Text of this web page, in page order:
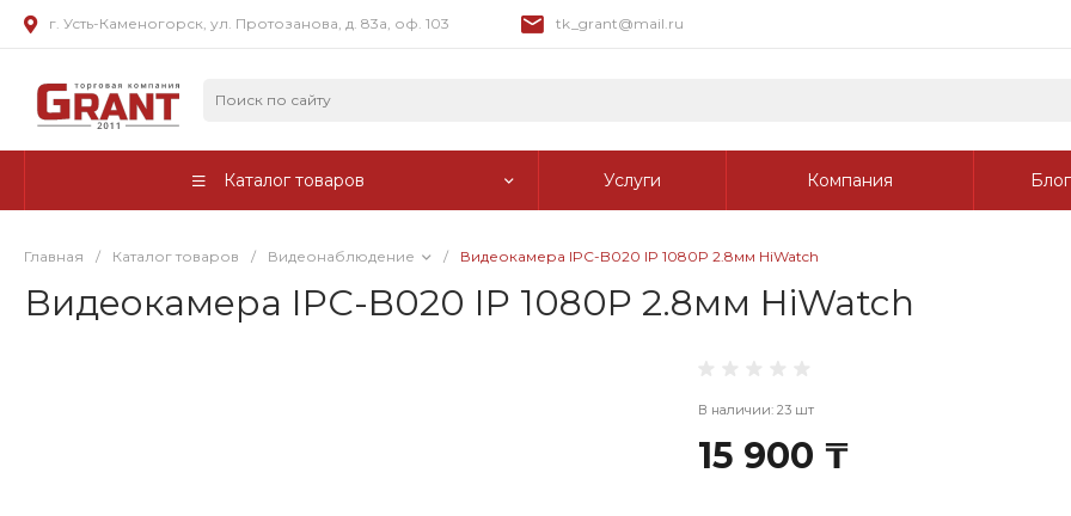
г. Усть-Каменогорск, ул. Протозанова, д. 83а, оф. 103 tk_grant@mail.ru
Каталог товаров Услуги Компания Блог
Главная / Каталог товаров / Видеонаблюдение / Видеокамера IPC-B020 IP 1080P 2.8мм HiWatch
Видеокамера IPC-B020 IP 1080P 2.8мм HiWatch
В наличии: 23 шт
15 900 ₸